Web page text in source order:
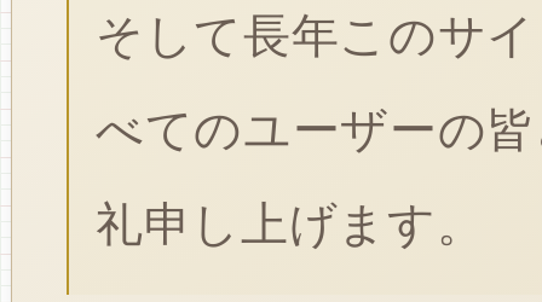
そして長年このサ
べてのユーザーの
礼申し上げます。